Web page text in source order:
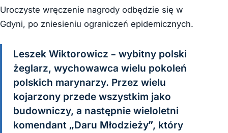
Uroczyste wręczenie nagrody odbędzie się w
Gdyni, po zniesieniu ograniczeń epidemicznych.
Leszek Wiktorowicz – wybitny polski
żeglarz, wychowawca wielu pokoleń
polskich marynarzy. Przez wielu
kojarzony przede wszystkim jako
budowniczy, a następnie wieloletni
komendant „Daru Młodzieży”, który